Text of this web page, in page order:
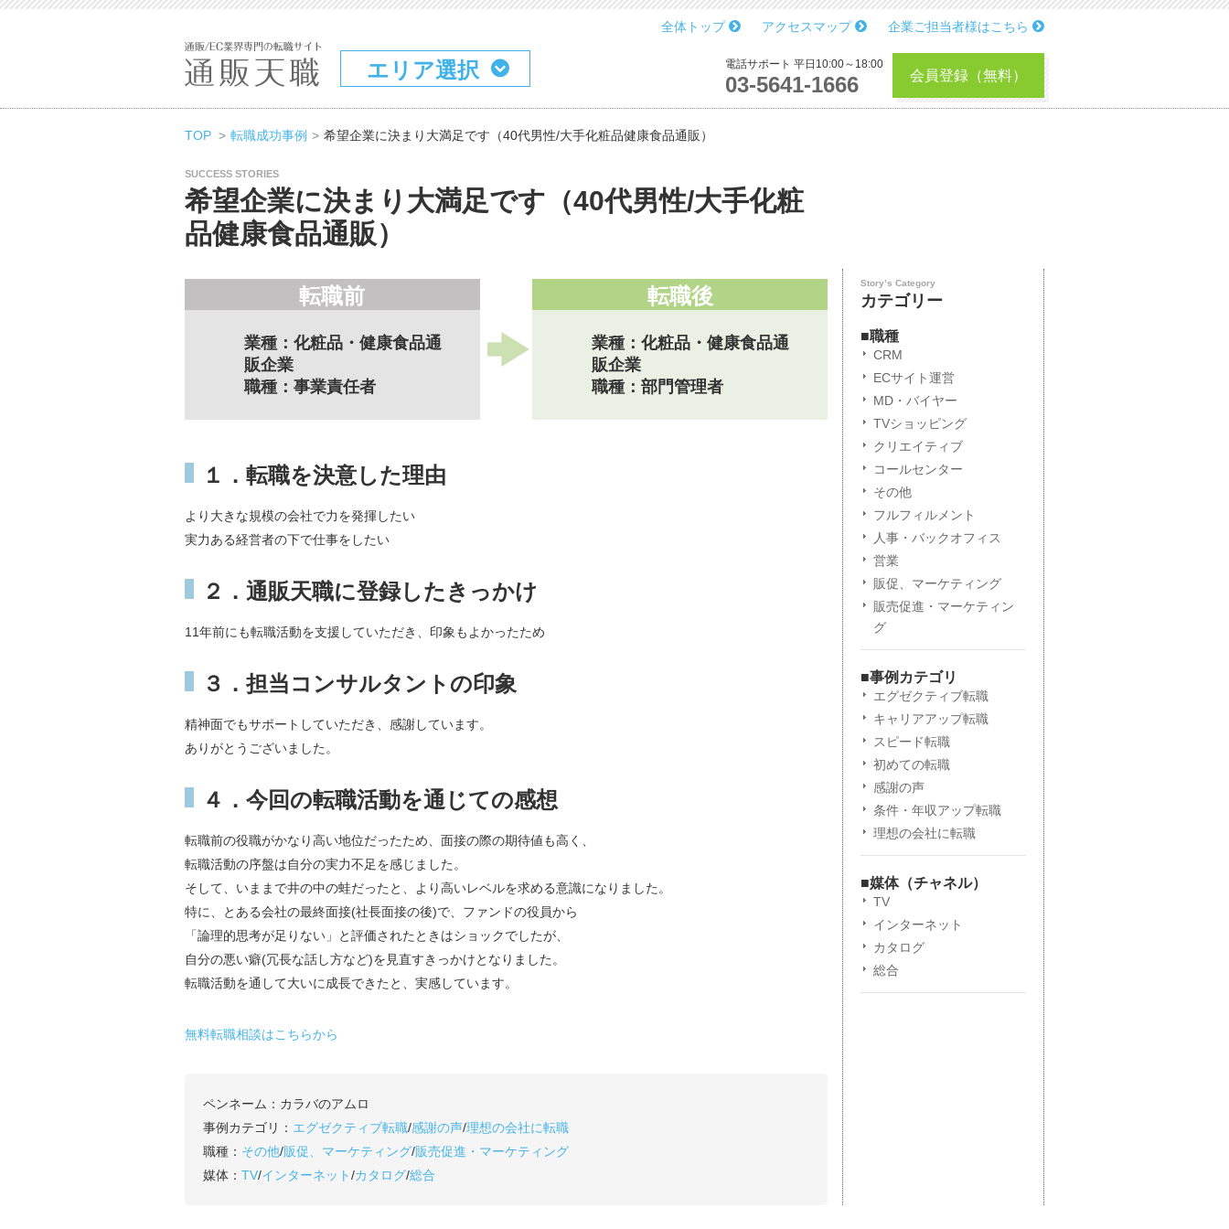
全体トップ アクセスマップ 企業ご担当者様はこちら
エリア選択 電話サポート 平日10:00～18:00
03-5641-1666 会員登録（無料）
TOP 転職成功事例 希望企業に決まり大満足です（40代男性/大手化粧品健康食品通販）
SUCCESS STORIES
希望企業に決まり大満足です（40代男性/大手化粧
品健康食品通販）
転職前
業種：化粧品・健康食品通
販企業
職種：事業責任者
転職後
業種：化粧品・健康食品通
販企業
職種：部門管理者
１．転職を決意した理由
より大きな規模の会社で力を発揮したい
実力ある経営者の下で仕事をしたい
２．通販天職に登録したきっかけ
11年前にも転職活動を支援していただき、印象もよかったため
３．担当コンサルタントの印象
精神面でもサポートしていただき、感謝しています。
ありがとうございました。
４．今回の転職活動を通じての感想
転職前の役職がかなり高い地位だったため、面接の際の期待値も高く、
転職活動の序盤は自分の実力不足を感じました。
そして、いままで井の中の蛙だったと、より高いレベルを求める意識になりました。
特に、とある会社の最終面接(社長面接の後)で、ファンドの役員から
「論理的思考が足りない」と評価されたときはショックでしたが、
自分の悪い癖(冗長な話し方など)を見直すきっかけとなりました。
転職活動を通して大いに成長できたと、実感しています。
無料転職相談はこちらから
ペンネーム： カラバのアムロ
事例カテゴリ： エグゼクティブ転職/感謝の声/理想の会社に転職
職種： その他/販促、マーケティング/販売促進・マーケティング
媒体： TV/インターネット/カタログ/総合
Story’s Category
カテゴリー
■職種
CRM
ECサイト運営
MD・バイヤー
TVショッピング
クリエイティブ
コールセンター
その他
フルフィルメント
人事・バックオフィス
営業
販促、マーケティング
販売促進・マーケティン
グ
■事例カテゴリ
エグゼクティブ転職
キャリアアップ転職
スピード転職
初めての転職
感謝の声
条件・年収アップ転職
理想の会社に転職
■媒体（チャネル）
TV
インターネット
カタログ
総合